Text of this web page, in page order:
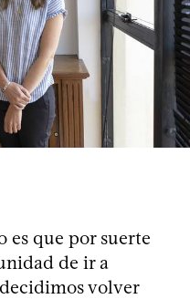
es que por suerte
de ir a
volver